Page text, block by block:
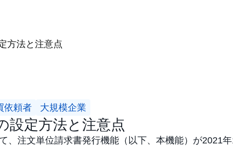
方法と注意点
依頼者 大規模企業
設定方法と注意点
注文単位請求書発行機能（以下、本機能）が2021